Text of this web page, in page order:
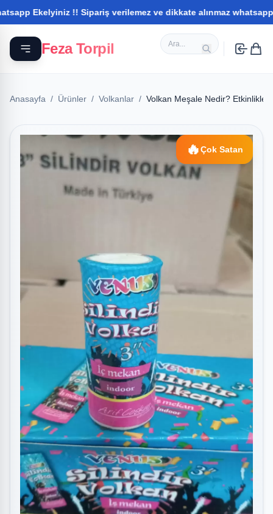
Ekelyiniz !! Sipariş verilemez ve dikkate alınmaz whatsapptan
Feza Torpil
Anasayfa / Ürünler / Volkanlar / Volkan Meşale Nedir?
🔥Çok Satan